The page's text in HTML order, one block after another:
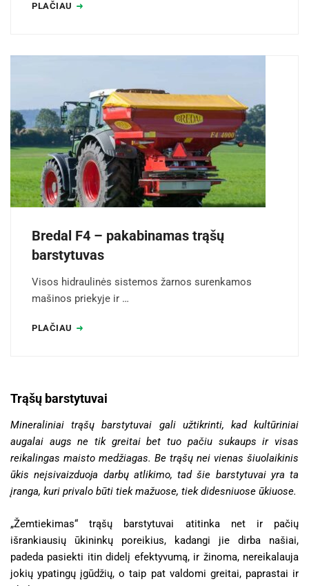
PLAČIAU
Bredal F4 – pakabinamas trąšų
barstytuvas
Visos hidraulinės sistemos žarnos surenkamos
mašinos priekyje ir …
PLAČIAU
Trąšų barstytuvai
Mineraliniai trąšų barstytuvai gali užtikrinti, kad kultūriniai
augalai augs ne tik greitai bet tuo pačiu sukaups ir visas
reikalingas maisto medžiagas. Be trąšų nei vienas šiuolaikinis
ūkis neįsivaizduoja darbų atlikimo, tad šie barstytuvai yra ta
įranga, kuri privalo būti tiek mažuose, tiek didesniuose ūkiuose.
„Žemtiekimas“ trąšų barstytuvai atitinka net ir pačių
išrankiausių ūkininkų poreikius, kadangi jie dirba našiai,
padeda pasiekti itin didelį efektyvumą, ir žinoma, nereikalauja
jokių ypatingų įgūdžių, o taip pat valdomi greitai, paprastai ir